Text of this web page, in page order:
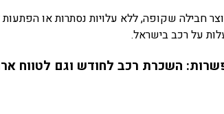
חבילה שקופה, ללא עלויות נסתרות או
על רכב בישראל.